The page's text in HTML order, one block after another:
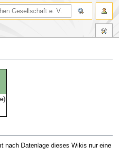
nach Datenlage dieses Wikis nur eine